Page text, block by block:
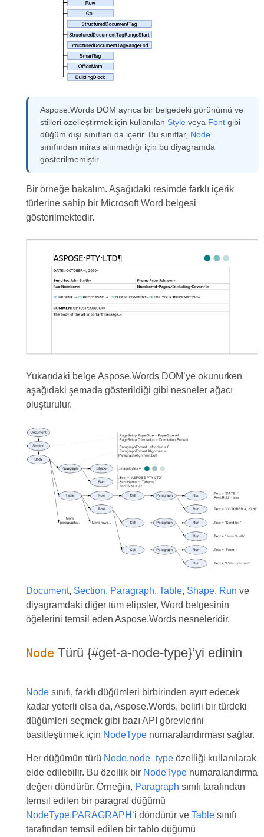
Aspose.Words DOM ayrıca bir belgedeki görünümü ve
stilleri özelleştirmek için kullanılan Style veya Fontgibi
düğüm dışı sınıfları da içerir. Bu sınıflar, Node
sınıfından miras alınmadığı için bu diyagramda
gösterilmemiştir.
Bir örneğe bakalım. Aşağıdaki resimde farklı içerik
türlerine sahip bir Microsoft Word belgesi
gösterilmektedir.
Yukarıdaki belge Aspose.Words DOM’ye okunurken
aşağıdaki şemada gösterildiği gibi nesneler ağacı
oluşturulur.
Document, Section, Paragraph, Table, Shape, Run ve
diyagramdaki diğer tüm elipsler, Word belgesinin
öğelerini temsil eden Aspose.Words nesneleridir.
Node Türü {#get-a-node-type}‘yi edinin
Nodesınıfı, farklı düğümleri birbirinden ayırt edecek
kadar yeterli olsa da, Aspose.Words, belirli bir türdeki
düğümleri seçmek gibi bazı API görevlerini
basitleştirmek için NodeTypenumaralandırması sağlar.
Her düğümün türü Node.node_typeözelliği kullanılarak
elde edilebilir. Bu özellik bir NodeTypenumaralandırma
değeri döndürür. Örneğin, Paragraph sınıfı tarafından
temsil edilen bir paragraf düğümü
NodeType.PARAGRAPH ‘i döndürür ve Tablesınıfı
tarafından temsil edilen bir tablo düğümü